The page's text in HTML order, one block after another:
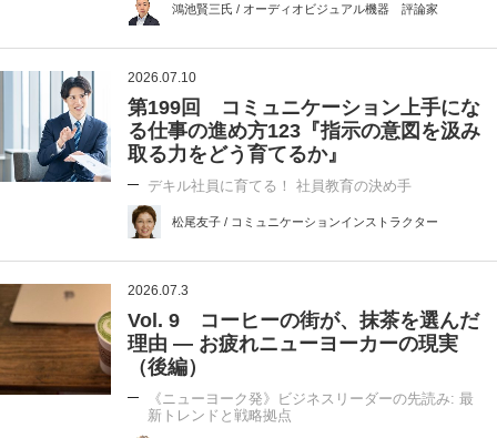
鴻池賢三氏 / オーディオビジュアル機器 評論家
2026.07.10
第199回 コミュニケーション上手にな
る仕事の進め方123『指示の意図を汲み
取る力をどう育てるか』
デキル社員に育てる！ 社員教育の決め手
松尾友子 / コミュニケーションインストラクター
2026.07.3
Vol. 9 コーヒーの街が、抹茶を選んだ
理由 ― お疲れニューヨーカーの現実
（後編）
《ニューヨーク発》ビジネスリーダーの先読み: 最
新トレンドと戦略拠点